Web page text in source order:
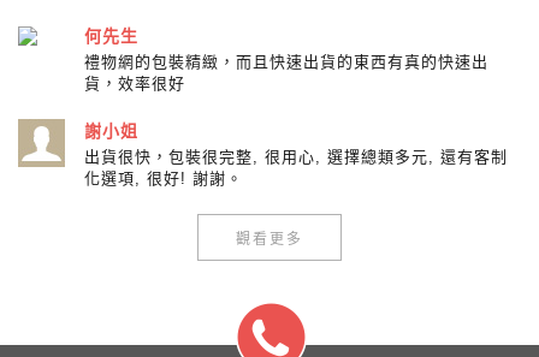
何先生
禮物網的包裝精緻，而且快速出貨的東西有真的快速出
貨，效率很好
謝小姐
出貨很快，包裝很完整, 很用心, 選擇總類多元, 還有客制
化選項, 很好! 謝謝。
觀看更多